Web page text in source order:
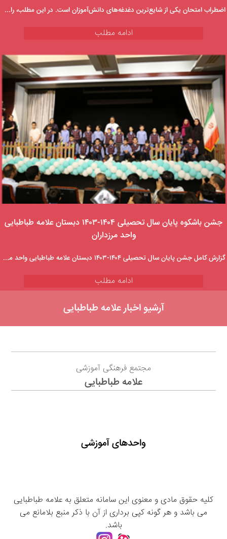
اضطراب امتحان یکی از شایع‌ترین دغدغه‌های دانش‌آموزان است. در این مطلب، راهکارهای کاربردی برای کنترل استرس قبل و حین امتحان و افزایش تمرکز و عملکرد بهتر ارائه شده است.
ادامه مطلب
جشن باشکوه پایان سال تحصیلی ۱۴۰۴-۱۴۰۳ دبستان علامه طباطبایی
واحد مرزداران
گزارش کامل جشن پایان سال تحصیلی ۱۴۰۴-۱۴۰۳ دبستان علامه طباطبایی واحد مرزداران، شامل جشن الفبا، اجرای موسیقی و نمایش عروسکی، و اهدای جوایز. لحظات شیرین و به یادماندنی این جشن را در سایت مدرسه بخوانید.
ادامه مطلب
آرشیو اخبار علامه طباطبایی
مجتمع فرهنگی آموزشی
علامه طباطبایی
واحدهای آموزشی
کلیه حقوق مادی و معنوی این سامانه متعلق به علامه طباطبایی
می باشد و هر گونه کپی برداری از آن با ذکر منبع بلامانع می
باشد.